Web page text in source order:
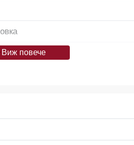
Вазов“, гр. София, България
повече